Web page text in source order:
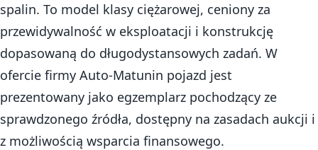
spalin. To model klasy ciężarowej, ceniony za
przewidywalność w eksploatacji i konstrukcję
dopasowaną do długodystansowych zadań. W
ofercie firmy Auto-Matunin pojazd jest
prezentowany jako egzemplarz pochodzący ze
sprawdzonego źródła, dostępny na zasadach aukcji i
z możliwością wsparcia finansowego.